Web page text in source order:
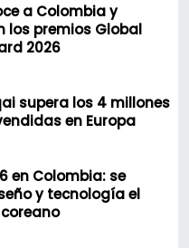
a Colombia y
los premios Global
2026
supera los 4 millones
en Europa
en Colombia: se
y tecnología el